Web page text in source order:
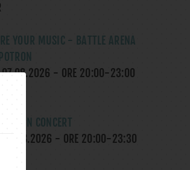
YOUR MUSIC - BATTLE ARENA
07.08.2026 - ORE 20:00-23:00
ROSE IN CONCERT
08.08.2026 - ORE 20:00-23:30